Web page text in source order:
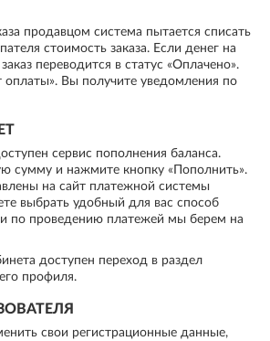
продавцом система пытается списать
стоимость заказа. Если денег на
переводится в статус «Оплачено».
оплаты». Вы получите уведомления по
сервис пополнения баланса.
сумму и нажмите кнопку «Пополнить».
на сайт платежной системы
выбрать удобный для вас способ
по проведению платежей мы берем на
доступен переход в раздел
профиля.
свои регистрационные данные,